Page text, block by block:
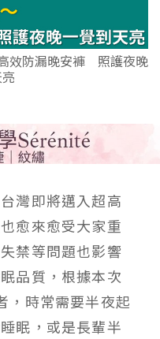
效防漏晚安褲 照護夜晚
灣即將邁入超高
愈來愈受大家重
禁等問題也影響
品質，根據本次
，時常需要半夜起
眠，或是長輩半